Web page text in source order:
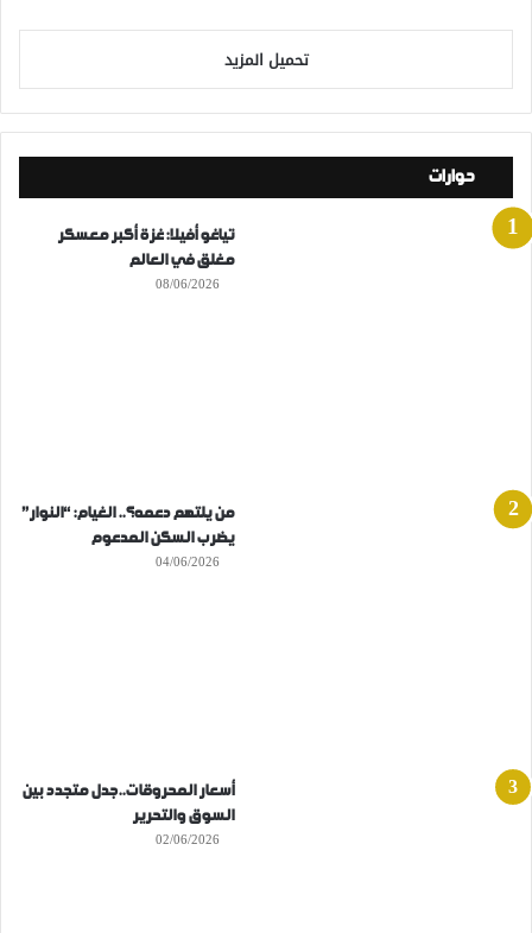
تحميل المزيد
حوارات
تياغو أفيلا: غزة أكبر معسكر
مغلق في العالم
08/06/2026
من يلتهم دعمه؟.. الغيام: “النوار”
يضرب السكن المدعوم
04/06/2026
أسعار المحروقات..جدل متجدد بين
السوق والتحرير
02/06/2026